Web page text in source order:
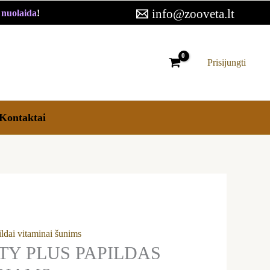
! info@zooveta.lt
Prisijungti
vitaminai šunims
PLUS PAPILDAS
through